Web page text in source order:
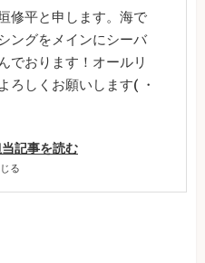
修平と申します。海で
ングをメインにシーバ
でおります！オールリ
ろしくお願いします( ・
記事を読む
る